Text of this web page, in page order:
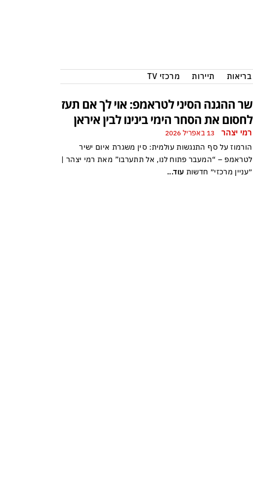
בריאות תיירות מרכזי TV
שר ההגנה הסיני לטראמפ: אוי לך אם תעז
לחסום את הסחר הימי בינינו לבין איראן
רמי יצהר
הורמוז על סף התנגשות עולמית: סין משגרת איום ישיר
לטראמפ – “המעבר פתוח לנו, אל תתערבו” מאת רמי יצהר |
״עניין מרכזי״ חדשות עוד...